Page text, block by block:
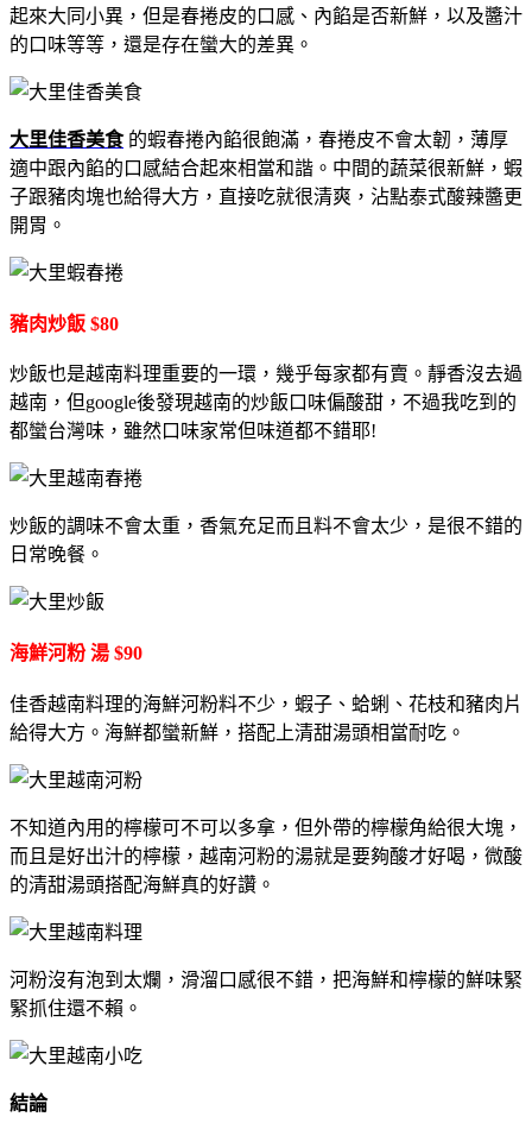
起來大同小異，但是春捲皮的口感、內餡是否新鮮，以及醬汁
的口味等等，還是存在蠻大的差異。
大里佳香美食的蝦春捲內餡很飽滿，春捲皮不會太韌，薄厚
適中跟內餡的口感結合起來相當和諧。中間的蔬菜很新鮮，蝦
子跟豬肉塊也給得大方，直接吃就很清爽，沾點泰式酸辣醬更
開胃。
豬肉炒飯 $80
炒飯也是越南料理重要的一環，幾乎每家都有賣。靜香沒去過
越南，但google後發現越南的炒飯口味偏酸甜，不過我吃到的
都蠻台灣味，雖然口味家常但味道都不錯耶!
炒飯的調味不會太重，香氣充足而且料不會太少，是很不錯的
日常晚餐。
海鮮河粉 湯 $90
佳香越南料理的海鮮河粉料不少，蝦子、蛤蜊、花枝和豬肉片
給得大方。海鮮都蠻新鮮，搭配上清甜湯頭相當耐吃。
不知道內用的檸檬可不可以多拿，但外帶的檸檬角給很大塊，
而且是好出汁的檸檬，越南河粉的湯就是要夠酸才好喝，微酸
的清甜湯頭搭配海鮮真的好讚。
河粉沒有泡到太爛，滑溜口感很不錯，把海鮮和檸檬的鮮味緊
緊抓住還不賴。
結論